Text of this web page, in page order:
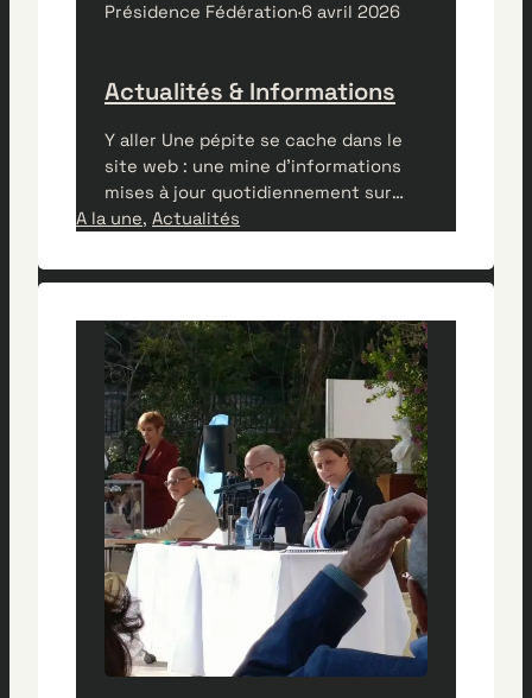
Présidence Fédération·6 avril 2026
Actualités & Informations
Y aller Une pépite se cache dans le
site web : une mine d’informations
mises à jour quotidiennement sur
l’actualité des CIQ et de Marseille. Un
modération
Vous trouverez chaque
des informations publiées par nos
institutions (Ville de Marseille, Mairie
du…
A la une, Actualités